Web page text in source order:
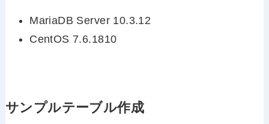
MariaDB Server 10.3.12
CentOS 7.6.1810
サンプルテーブル作成